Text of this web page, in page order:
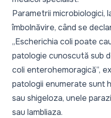
Parametrii microbiologici,
îmbolnăvire, când se
„Escherichia coli poate
patologie cunoscută sub
coli enterohemoragică”,
patologii enumerate sunt
sau shigeloza, unele
sau lambliaza.